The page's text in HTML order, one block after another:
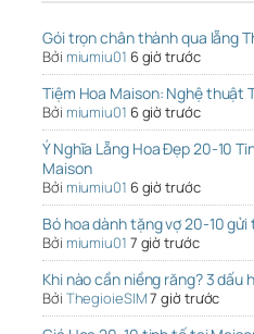
Gói trọn chân thành qua lẵng
Bởi miumiu01 6 giờ trước
Tiệm Hoa Maison: Nghệ thuật
Bởi miumiu01 6 giờ trước
Ý Nghĩa Lẵng Hoa Đẹp 20-10
Maison
Bởi miumiu01 6 giờ trước
Bó hoa dành tặng vợ 20-10
Bởi miumiu01 7 giờ trước
Khi nào cần niềng răng? 3 dấu
Bởi ThegioieSIM7 giờ trước